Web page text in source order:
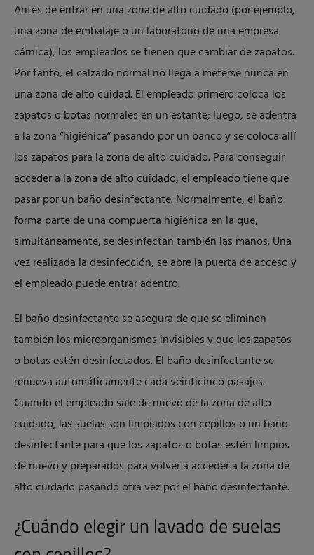
Antes de entrar en una zona de alto cuidado (por ejemplo,
una zona de embalaje o un laboratorio de una empresa
cárnica), los empleados se tienen que cambiar de zapatos.
Por tanto, el calzado normal no llega a meterse nunca en
una zona de alto cuidad. El empleado primero coloca los
zapatos o botas normales en un estante; luego, se adentra
a la zona “higiénica” pasando por un banco y se coloca allí
los zapatos para la zona de alto cuidado. Para conseguir
acceder a la zona de alto cuidado, el empleado tiene que
pasar por un baño desinfectante. Normalmente, el baño
forma parte de una compuerta higiénica en la que,
simultáneamente, se desinfectan también las manos. Una
vez realizada la desinfección, se abre la puerta de acceso y
el empleado puede entrar adentro.
El baño desinfectantese asegura de que se eliminen
también los microorganismos invisibles y que los zapatos
o botas estén desinfectados. El baño desinfectante se
renueva automáticamente cada veinticinco pasajes.
Cuando el empleado sale de nuevo de la zona de alto
cuidado, las suelas son limpiados con cepillos o un baño
desinfectante para que los zapatos o botas estén limpios
de nuevo y preparados para volver a acceder a la zona de
alto cuidado pasando otra vez por el baño desinfectante.
¿Cuándo elegir un lavado de suelas